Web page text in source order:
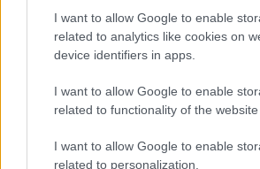
I want to allow Google to enable
related to analytics like cookies on
device identifiers in apps.
I want to allow Google to enable
related to functionality of the website
I want to allow Google to enable
related to personalization.
Notizie in tempo
Entra nel canale
GalluraOggi.it